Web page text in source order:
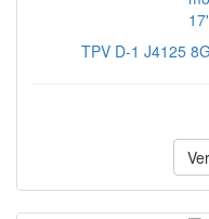
TPV D-1 J4125
Ver